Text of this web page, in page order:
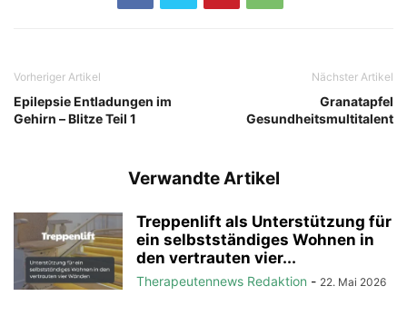
Vorheriger Artikel
Epilepsie Entladungen im
Gehirn – Blitze Teil 1
Nächster Artikel
Granatapfel
Gesundheitsmultitalent
Verwandte Artikel
Treppenlift als Unterstützung für
ein selbstständiges Wohnen in
den vertrauten vier...
Therapeutennews Redaktion - 22. Mai 2026